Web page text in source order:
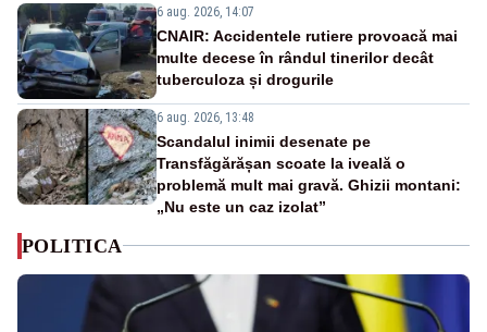
6 aug. 2026, 14:07
CNAIR: Accidentele rutiere provoacă mai
multe decese în rândul tinerilor decât
tuberculoza și drogurile
6 aug. 2026, 13:48
Scandalul inimii desenate pe
Transfăgărășan scoate la iveală o
problemă mult mai gravă. Ghizii montani:
„Nu este un caz izolat”
POLITICA